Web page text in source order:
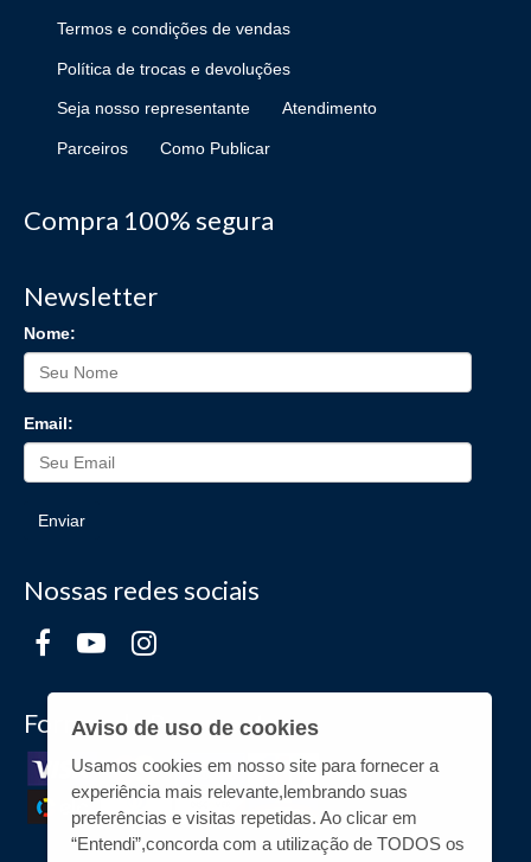
Termos e condições de vendas
Política de trocas e devoluções
Seja nosso representante Atendimento
Parceiros Como Publicar
Compra 100% segura
Newsletter
Nome:
Email:
Enviar
Nossas redes sociais
Formas de Pagamento
Aviso de uso de cookies
Usamos cookies em nosso site para fornecer a
experiência mais relevante,lembrando suas
preferências e visitas repetidas. Ao clicar em
“Entendi”,concorda com a utilização de TODOS os